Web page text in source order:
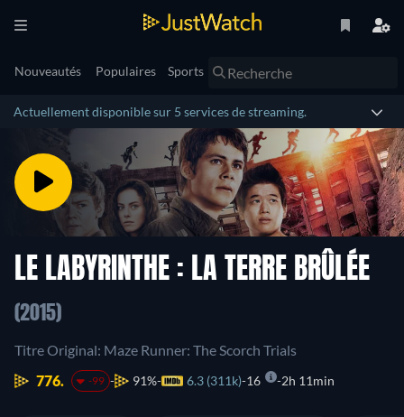
Nouveautés Populaires Sports
Actuellement disponible sur 5 services de streaming.
LE LABYRINTHE : LA TERRE BRÛLÉE
(2015)
Titre Original: Maze Runner: The Scorch Trials
776.
-99 91% 6.3 (311k) 16 2h 11min